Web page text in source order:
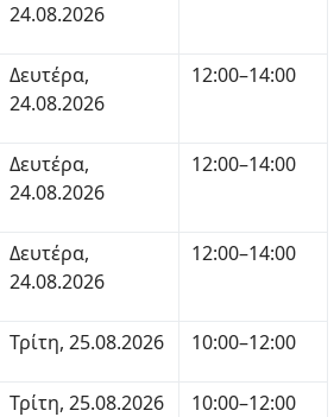
24.08.2026
Δευτέρα,
24.08.2026
12:00–14:00
Δευτέρα,
24.08.2026
12:00–14:00
Δευτέρα,
24.08.2026
12:00–14:00
Τρίτη, 25.08.2026 10:00–12:00
Τρίτη, 25.08.2026 10:00–12:00